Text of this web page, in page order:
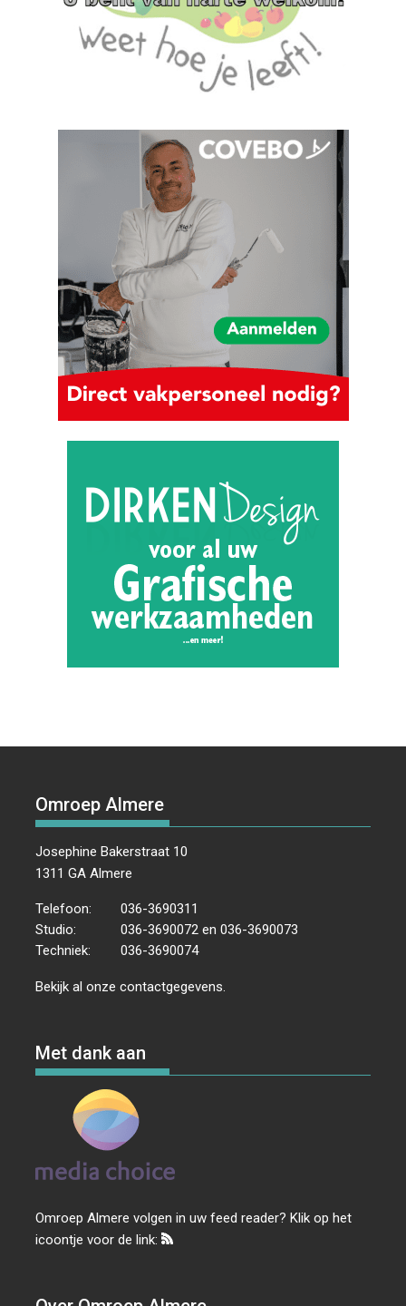
Omroep Almere
Josephine Bakerstraat 10
1311 GA Almere
Telefoon:
036-3690311
Studio:
036-3690072 en 036-3690073
Techniek:
036-3690074
Bekijk al onzecontactgegevens
Met dank aan
Omroep Almere volgen in uw feed reader? Klik op het
icoontje voor de link: